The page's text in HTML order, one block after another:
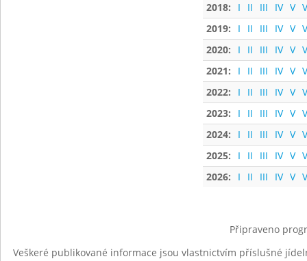
2018:
I II III IV V
2019:
I II III IV V
2020:
I II III IV V
2021:
I II III IV V
2022:
I II III IV V
2023:
I II III IV V
2024:
I II III IV V
2025:
I II III IV V
2026:
I II III IV V
Připraveno
Veškeré publikované informace jsou vlastnictvím příslušné